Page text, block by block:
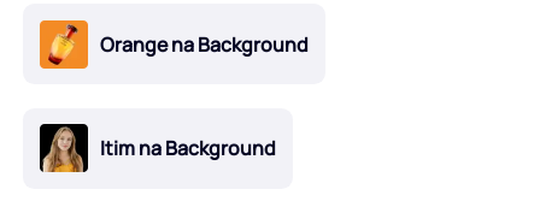
Orange na Background
Itim na Background